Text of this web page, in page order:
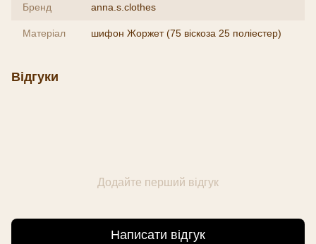
Бренд anna.s.clothes
Матеріал шифон Жоржет (75 віскоза 25 поліестер)
Відгуки
Додайте перший відгук
Написати відгук